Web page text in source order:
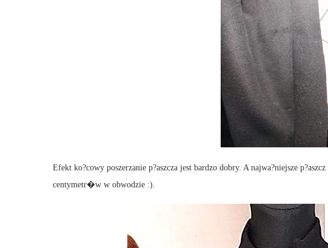
Efekt ko?cowy poszerzanie p?aszcza jest bardzo dobry. A najwa?niejsze
centymetr�w w obwodzie :).